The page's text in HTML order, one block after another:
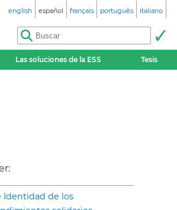
english español français português italiano
Las soluciones de la ESS Tesis
Identidad de los